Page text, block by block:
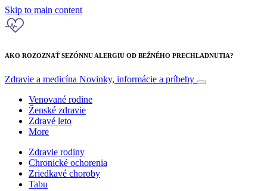
Skip to main content
AKO ROZOZNAŤ SEZÓNNU ALERGIU OD BEŽNÉHO PRECHLADNUTIA?
Zdravie a medicína Novinky, informácie a príbehy
Venované rodine
Ženské zdravie
Zdravé leto
More
Zdravie rodiny
Chronické ochorenia
Zriedkavé choroby
Tabu